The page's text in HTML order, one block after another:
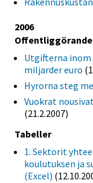
2006
Utgifterna inom
miljarder euro
Hyrorna steg
Vuokrat
(21.2.2007)
Tabeller
1. Sektorit
koulutuksen ja
(Excel)